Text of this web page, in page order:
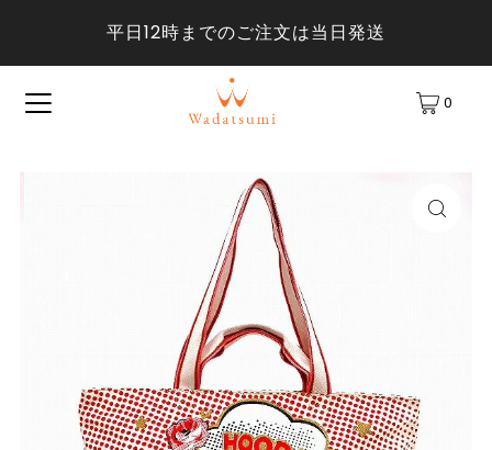
平日12時までのご注文は当日発送
0